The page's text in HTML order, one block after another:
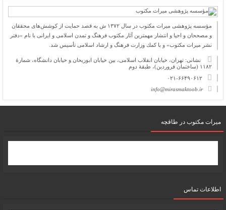
مؤسسه پژوهشی میراث مكتوب در سال ۱۳۷۲ ش به قصد حمایت از كوشش‌های محققان
و مصححان و احیا و انتشار مهمترین آثار مكتوب فرهنگ و تمدن اسلامی و ایرانی با نام «دفتر
نشر میراث مكتوب» و با كمك وزارت فرهنگ و ارشاد اسلامی تأسیس شد.
نشانی: تهران، خیابان انقلاب اسلامی، بین خیابان ابوریحان و خیابان دانشگاه، شمارۀ
۱۱۸۲ (ساختمان فروردین)، طبقۀ دوم
۰۲۱-۶۶۴۹۰۶۱۲
info@mirasmaktoob.ir
میرات مکتوب در طاقچه
اطلاعات تماس